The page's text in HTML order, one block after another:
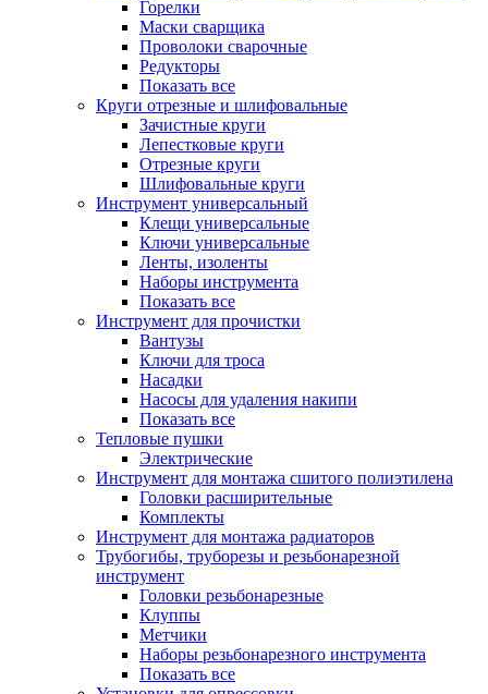
Горелки
Маски сварщика
Проволоки сварочные
Редукторы
Показать все
Круги отрезные и шлифовальные
Зачистные круги
Лепестковые круги
Отрезные круги
Шлифовальные круги
Инструмент универсальный
Клещи универсальные
Ключи универсальные
Ленты, изоленты
Наборы инструмента
Показать все
Инструмент для прочистки
Вантузы
Ключи для троса
Насадки
Насосы для удаления накипи
Показать все
Тепловые пушки
Электрические
Инструмент для монтажа сшитого полиэтилена
Головки расширительные
Комплекты
Инструмент для монтажа радиаторов
Трубогибы, труборезы и резьбонарезной
инструмент
Головки резьбонарезные
Клуппы
Метчики
Наборы резьбонарезного инструмента
Показать все